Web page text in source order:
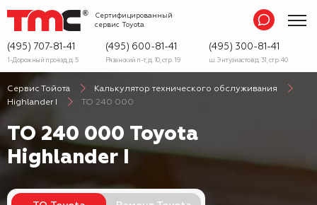
Сертифицированный
сервис Toyota
(495) 707-81-41
1-Дорожный проезд, д. 5
(495) 600-81-41
Рязанский п-т, д. 10, стр. 19
(495) 300-81-41
ш. Энтузиастов д. 31, стр. 40
Сервис Тойота
Калькулятор технического обслуживания
Highlander I
ТО 240 000
ТО 240 000 Toyota
Highlander I